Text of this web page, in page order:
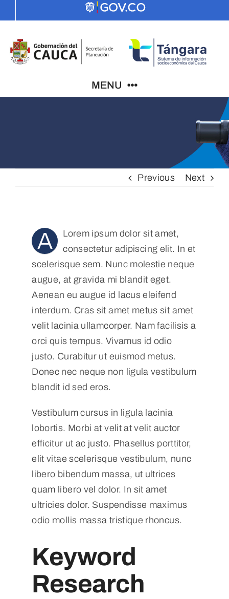
to
content
MENU
POD
Repositorio
Geovisores
PEIN
Previous Next
A
Lorem ipsum dolor sit amet,
consectetur adipiscing elit. In et
scelerisque sem. Nunc molestie neque
augue, at gravida mi blandit eget.
Aenean eu augue id lacus eleifend
interdum. Cras sit amet metus sit amet
velit lacinia ullamcorper. Nam facilisis a
orci quis tempus. Vivamus id odio
justo. Curabitur ut euismod metus.
Donec nec neque non ligula vestibulum
blandit id sed eros.
Vestibulum cursus in ligula lacinia
lobortis. Morbi at velit at velit auctor
efficitur ut ac justo. Phasellus porttitor,
elit vitae scelerisque vestibulum, nunc
libero bibendum massa, ut ultrices
quam libero vel dolor. In sit amet
ultricies dolor. Suspendisse maximus
odio mollis massa tristique rhoncus.
Keyword
Research